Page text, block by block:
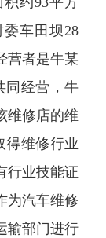
车田坝28
营者是牛某
同经营，牛
维修店的维
得维修行业
行业技能证
为汽车维修
输部门进行